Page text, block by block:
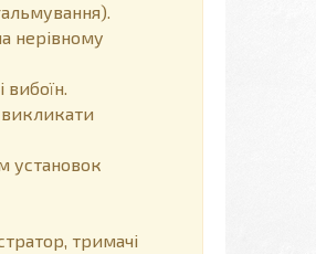
нерівному
установок
тримачі